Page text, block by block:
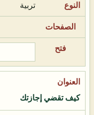
تربية
كيف تقضي إجازتك